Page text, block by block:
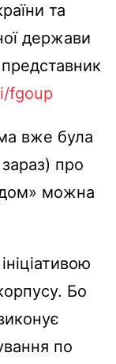
та
держави
fgoup
вже була
про
можна
Бо
по